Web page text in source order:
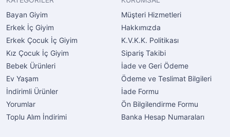
Bayan Giyim
Erkek İç Giyim
Erkek Çocuk İç Giyim
Kız Çocuk İç Giyim
Bebek Ürünleri
Ev Yaşam
İndirimli Ürünler
Yorumlar
Toplu Alım İndirimi
Müşteri Hizmetleri
Hakkımızda
K.V.K.K. Politikası
Sipariş Takibi
İade ve Geri Ödeme
Ödeme ve Teslimat Bilgileri
İade Formu
Ön Bilgilendirme Formu
Banka Hesap Numaraları